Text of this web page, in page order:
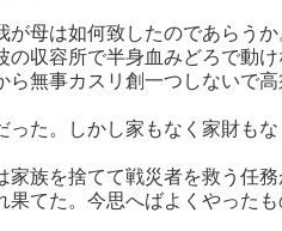
が母は如何致したのであらう
の収容所で半身血みどろで動
ら無事カスリ創一つしないで高
った。しかし家もなく家財も
家族を捨てて戦災者を救う任
果てた。今思へばよくやったも